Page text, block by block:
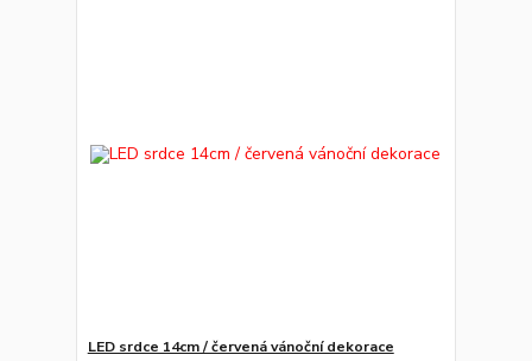
LED srdce 14cm / červená vánoční dekorace